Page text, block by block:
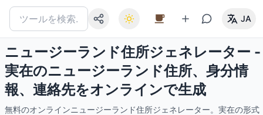
JA
ニュージーランド住所ジェネレーター -
実在のニュージーランド住所、身分情
報、連絡先をオンラインで生成
無料のオンラインニュージーランド住所ジェネレーター。実在の形式